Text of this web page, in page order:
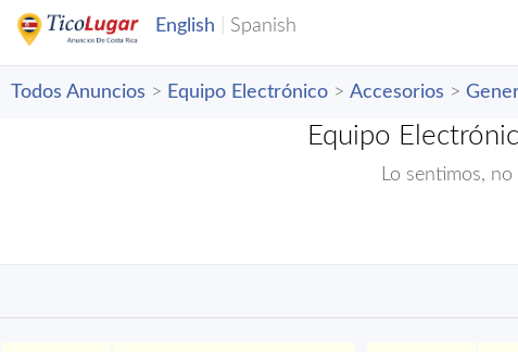
Todos Anuncios > Equipo Electrónico > Accesorios >
Equipo
Lo sentimos,